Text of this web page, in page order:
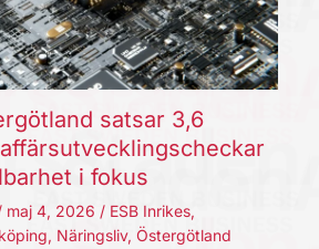
satsar 3,6
i fokus
maj 4, 2026 / ESB Inrikes,
, Näringsliv, Östergötland